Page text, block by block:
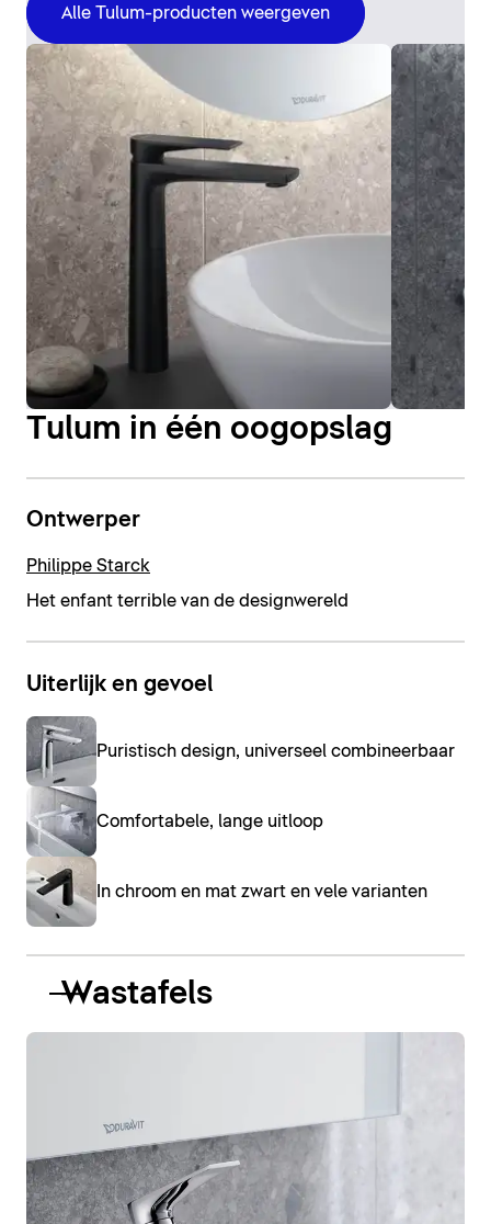
Alle Tulum-producten weergeven
Tulum in één oogopslag
Ontwerper
Philippe Starck
Het enfant terrible van de designwereld
Uiterlijk en gevoel
Puristisch design, universeel combineerbaar
Comfortabele, lange uitloop
In chroom en mat zwart en vele varianten
Wastafels